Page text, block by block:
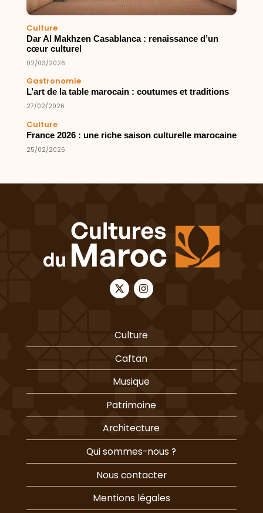
Culture
Dar Al Makhzen Casablanca : renaissance d’un
cœur culturel
02/03/2026
Gastronomie
L’art de la table marocain : coutumes et traditions
27/02/2026
Culture
France 2026 : une riche saison culturelle marocaine
25/02/2026
Culture
Caftan
Musique
Patrimoine
Architecture
Qui sommes-nous ?
Nous contacter
Mentions légales